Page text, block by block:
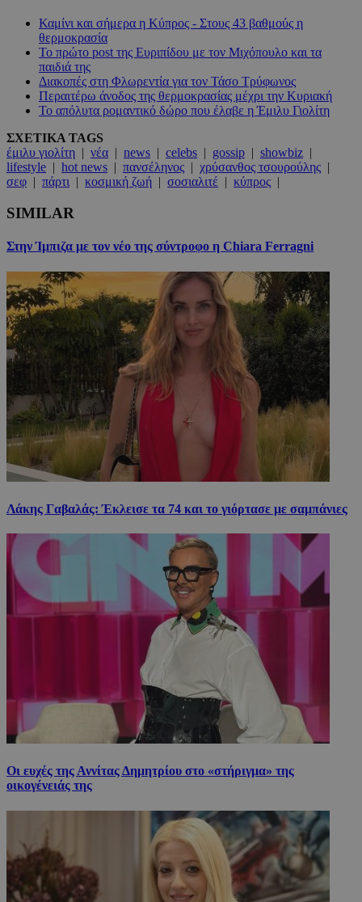
Καμίνι και σήμερα η Κύπρος - Στους 43 βαθμούς η
θερμοκρασία
Το πρώτο post της Ευριπίδου με τον Μιχόπουλο και τα
παιδιά της
Διακοπές στη Φλωρεντία για τον Τάσο Τρύφωνος
Περαιτέρω άνοδος της θερμοκρασίας μέχρι την Κυριακή
Το απόλυτα ρομαντικό δώρο που έλαβε η Έμιλυ Γιολίτη
ΣΧΕΤΙΚΑ TAGS
έμιλυ γιολίτη | νέα | news | celebs | gossip | showbiz |
lifestyle | hot news | πανσέληνος | χρύσανθος τσουρούλης |
σεφ | πάρτι | κοσμική ζωή | σοσιαλιτέ | κύπρος |
SIMILAR
Στην Ίμπιζα με τον νέο της σύντροφο η Chiara Ferragni
Λάκης Γαβαλάς: Έκλεισε τα 74 και το γιόρτασε με σαμπάνιες
Οι ευχές της Αννίτας Δημητρίου στο «στήριγμα» της
οικογένειάς της